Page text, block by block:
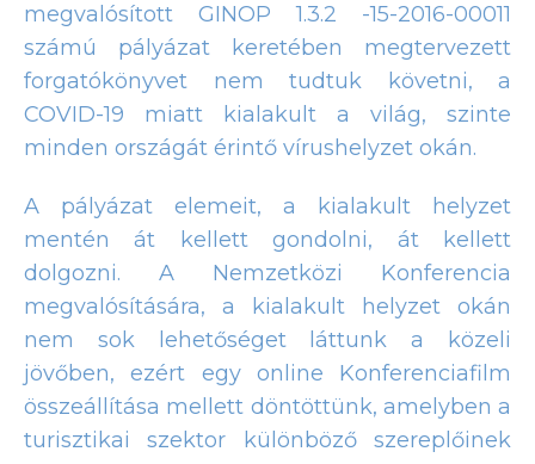
megvalósított GINOP 1.3.2 -15-2016-00011
számú pályázat keretében megtervezett
forgatókönyvet nem tudtuk követni, a
COVID-19 miatt kialakult a világ, szinte
minden országát érintő vírushelyzet okán.
A pályázat elemeit, a kialakult helyzet
mentén át kellett gondolni, át kellett
dolgozni. A Nemzetközi Konferencia
megvalósítására, a kialakult helyzet okán
nem sok lehetőséget láttunk a közeli
jövőben, ezért egy online Konferenciafilm
összeállítása mellett döntöttünk, amelyben a
turisztikai szektor különböző szereplőinek